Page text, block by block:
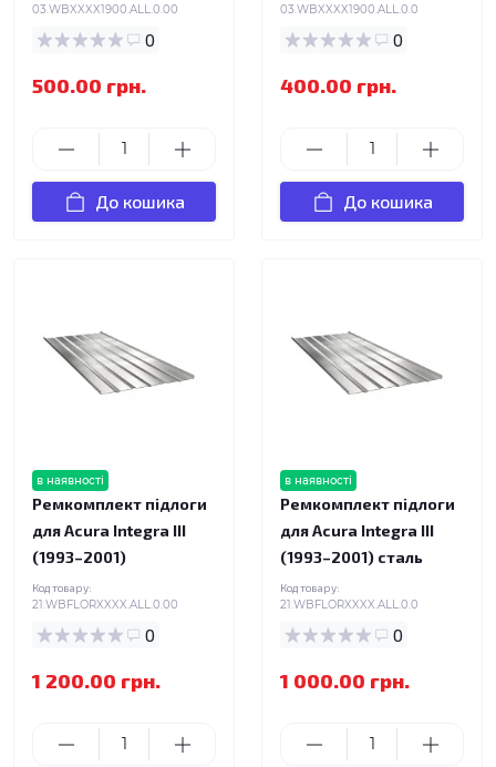
03.WBXXXX1900.ALL.0.00
0
500.00 грн.
До кошика
03.WBXXXX1900.ALL.0.0
0
400.00 грн.
До кошика
в наявності
Ремкомплект підлоги
для Acura Integra III
(1993–2001)
Код товару:
21.WBFLORXXXX.ALL.0.00
0
1 200.00 грн.
в наявності
Ремкомплект підлоги
для Acura Integra III
(1993–2001) сталь
Код товару:
21.WBFLORXXXX.ALL.0.0
0
1 000.00 грн.